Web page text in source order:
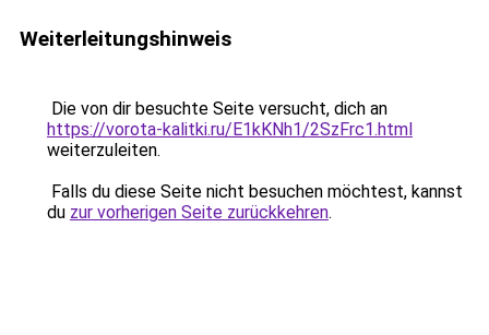
Weiterleitungshinweis
Die von dir besuchte Seite versucht, dich an
https://vorota-kalitki.ru/E1kKNh1/2SzFrc1.html
weiterzuleiten.
Falls du diese Seite nicht besuchen möchtest, kannst
du zur vorherigen Seite zurückkehren.